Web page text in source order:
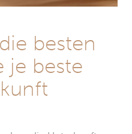
besten
je beste